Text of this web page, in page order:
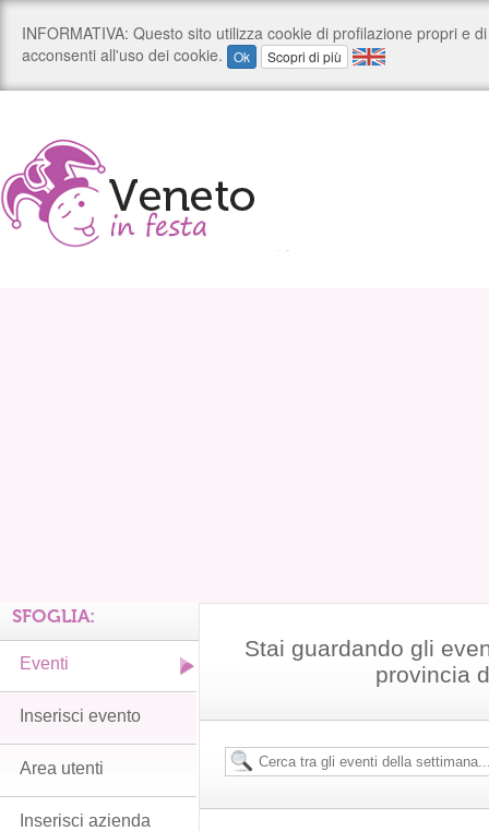
Stai guardando gli
provincia
SFOGLIA:
Eventi
Inserisci evento
Area utenti
Inserisci azienda